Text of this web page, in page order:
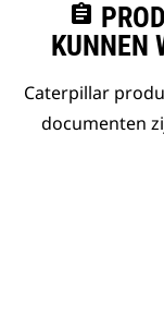
assignment
KUNNEN
Caterpillar
documenten